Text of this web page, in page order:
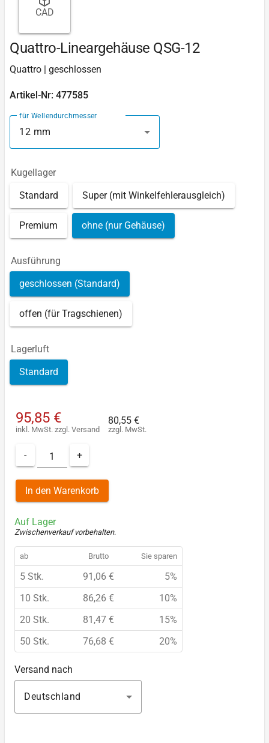
CAD
Quattro-Lineargehäuse QSG-12
Quattro | geschlossen
Artikel-Nr: 477585
für Wellendurchmesser
12 mm
Kugellager
Standard Super (mit Winkelfehlerausgleich)
Premium ohne (nur Gehäuse)
Ausführung
geschlossen (Standard)
offen (für Tragschienen)
Lagerluft
Standard
95,85 €
inkl. MwSt. zzgl. Versand
80,55 €
zzgl. MwSt.
- +
In den Warenkorb
Auf Lager
Zwischenverkauf vorbehalten.
ab Brutto Sie sparen
5 Stk. 91,06 €
5%
10 Stk.
86,26 €
10%
20 Stk.
81,47 €
15%
50 Stk.
76,68 € 20%
Versand nach
Deutschland